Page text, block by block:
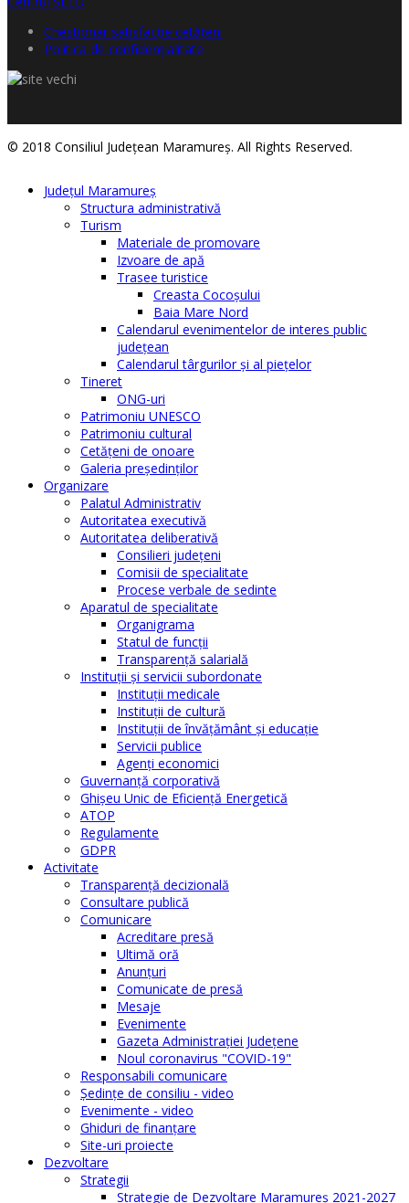
Chestionar satisfacţie cetăţeni
Politica de confidențialitate
© 2018 Consiliul Judeţean Maramureş. All Rights Reserved.
Judeţul Maramureş
Structura administrativă
Turism
Materiale de promovare
Izvoare de apă
Trasee turistice
Creasta Cocoșului
Baia Mare Nord
Calendarul evenimentelor de interes public
judeţean
Calendarul târgurilor şi al pieţelor
Tineret
ONG-uri
Patrimoniu UNESCO
Patrimoniu cultural
Cetăţeni de onoare
Galeria președinților
Organizare
Palatul Administrativ
Autoritatea executivă
Autoritatea deliberativă
Consilieri judeţeni
Comisii de specialitate
Procese verbale de sedinte
Aparatul de specialitate
Organigrama
Statul de funcții
Transparență salarială
Instituţii şi servicii subordonate
Instituţii medicale
Instituţii de cultură
Instituţii de învăţământ şi educaţie
Servicii publice
Agenţi economici
Guvernanță corporativă
Ghişeu Unic de Eficienţă Energetică
ATOP
Regulamente
GDPR
Activitate
Transparenţă decizională
Consultare publică
Comunicare
Acreditare presă
Ultimă oră
Anunţuri
Comunicate de presă
Mesaje
Evenimente
Gazeta Administraţiei Judeţene
Noul coronavirus "COVID-19"
Responsabili comunicare
Şedinţe de consiliu - video
Evenimente - video
Ghiduri de finanţare
Site-uri proiecte
Dezvoltare
Strategii
Strategie de Dezvoltare Maramureș 2021-2027